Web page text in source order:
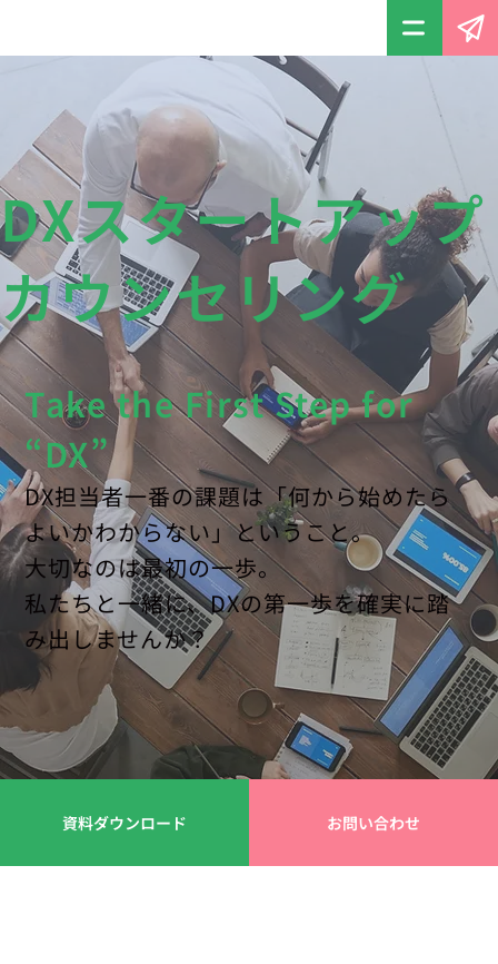
お問い合わせ
資料ダウンロード
DXスタートアップ
カウンセリング
Take the First Step for
“DX”
DX担当者一番の課題は「何から始めたら
よいかわからない」ということ。
大切なのは最初の一歩。
私たちと一緒に、DXの第一歩を確実に踏
み出しませんか？